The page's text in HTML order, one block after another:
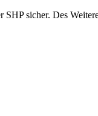
sicher. Des